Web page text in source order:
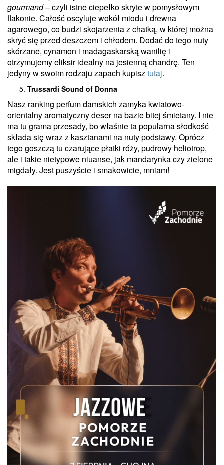
gourmand– czyli istne ciepełko skryte w pomysłowym
flakonie. Całość oscyluje wokół miodu i drewna
agarowego, co budzi skojarzenia z chatką, w której można
skryć się przed deszczem i chłodem. Dodać do tego nuty
skórzane, cynamon i madagaskarską wanilię i
otrzymujemy eliksir idealny na jesienną chandrę. Ten
jedyny w swoim rodzaju zapach kupisz tutaj.
Trussardi Sound of Donna
Nasz ranking perfum damskich zamyka kwiatowo-
orientalny aromatyczny deser na bazie bitej śmietany. I nie
ma tu grama przesady, bo właśnie ta popularna słodkość
składa się wraz z kasztanami na nuty podstawy. Oprócz
tego goszczą tu czarujące płatki róży, pudrowy heliotrop,
ale i takie nietypowe niuanse, jak mandarynka czy zielone
migdały. Jest puszyście i smakowicie, mniam!